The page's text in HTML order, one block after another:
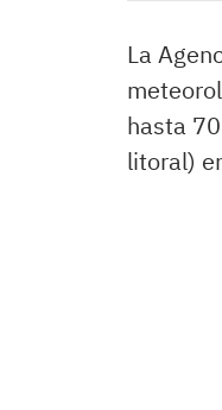
La
hasta
litoral)